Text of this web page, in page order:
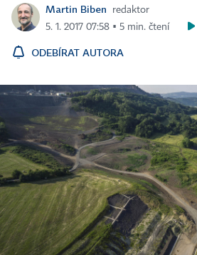
Martin Biben
redaktor
5. 1. 2017 07:58 ▪ 5 min. čtení
ODEBÍRAT AUTORA